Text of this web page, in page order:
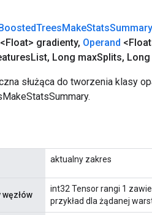
TreesMakeStatsSummary
<Float> gradienty, Operand
List, Long maxSplits, Long
służąca do tworzenia klasy
aktualny zakres
int32 Tensor rangi 1
przykład dla żądanej